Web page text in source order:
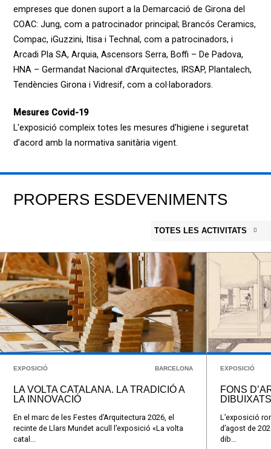
empreses que donen suport a la Demarcació de Girona del
COAC: Jung, com a patrocinador principal; Brancós Ceramics,
Compac, iGuzzini, Itisa i Technal, com a patrocinadors, i
Arcadi Pla SA, Arquia, Ascensors Serra, Boffi – De Padova,
HNA – Germandat Nacional d’Arquitectes, IRSAP, Plantalech,
Tendències Girona i Vidresif, com a col·laboradors.
Mesures Covid-19
L'exposició compleix totes les mesures d’higiene i seguretat
d’acord amb la normativa sanitària vigent.
PROPERS ESDEVENIMENTS
TOTES LES ACTIVITATS
EXPOSICIÓ BARCELONA
LA VOLTA CATALANA. LA TRADICIÓ A
LA INNOVACIÓ
En el marc de les Festes d’Arquitectura 2026, el
recinte de Llars Mundet acull l’exposició «La volta
catal...
EXPOSICIÓ
FONS
L’exposició
d’agost de
dib...